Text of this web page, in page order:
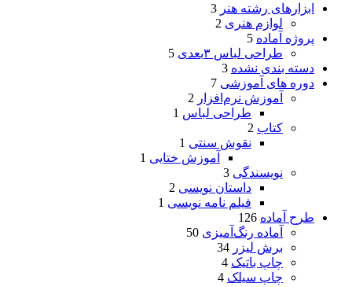
ابزارهای رشته هنر 3
لوازم هنری 2
پروژه آماده 5
طراحی لباس ۳بعدی
5
دسته بندی نشده 3
دوره های آموزشی 7
آموزش نرم‌افزار 2
طراحی لباس 1
کتاب 2
نقوش سنتی 1
آموزش ختایی 1
نویسندگی 3
داستان نویسی 2
فیلم نامه نویسی 1
طرح آماده 126
آماده رنگ‌آمیزی 50
برش لیزر 34
چاپ باتیک 4
چاپ سیلک 4